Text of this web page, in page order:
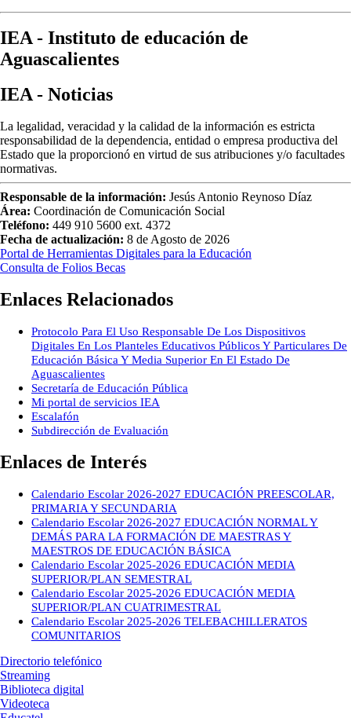
IEA - Instituto de educación de
Aguascalientes
IEA - Noticias
La legalidad, veracidad y la calidad de la información es estricta
responsabilidad de la dependencia, entidad o empresa productiva del
Estado que la proporcionó en virtud de sus atribuciones y/o facultades
normativas.
Responsable de la información: Jesús Antonio Reynoso Díaz
Área: Coordinación de Comunicación Social
Teléfono: 449 910 5600 ext. 4372
Fecha de actualización: 8 de Agosto de 2026
Portal de Herramientas Digitales para la Educación
Consulta de Folios Becas
Enlaces Relacionados
Protocolo Para El Uso Responsable De Los Dispositivos
Digitales En Los Planteles Educativos Públicos Y Particulares De
Educación Básica Y Media Superior En El Estado De
Aguascalientes
Secretaría de Educación Pública
Mi portal de servicios IEA
Escalafón
Subdirección de Evaluación
Enlaces de Interés
Calendario Escolar 2026-2027 EDUCACIÓN PREESCOLAR,
PRIMARIA Y SECUNDARIA
Calendario Escolar 2026-2027 EDUCACIÓN NORMAL Y
DEMÁS PARA LA FORMACIÓN DE MAESTRAS Y
MAESTROS DE EDUCACIÓN BÁSICA
Calendario Escolar 2025-2026 EDUCACIÓN MEDIA
SUPERIOR/PLAN SEMESTRAL
Calendario Escolar 2025-2026 EDUCACIÓN MEDIA
SUPERIOR/PLAN CUATRIMESTRAL
Calendario Escolar 2025-2026 TELEBACHILLERATOS
COMUNITARIOS
Directorio telefónico
Streaming
Biblioteca digital
Videoteca